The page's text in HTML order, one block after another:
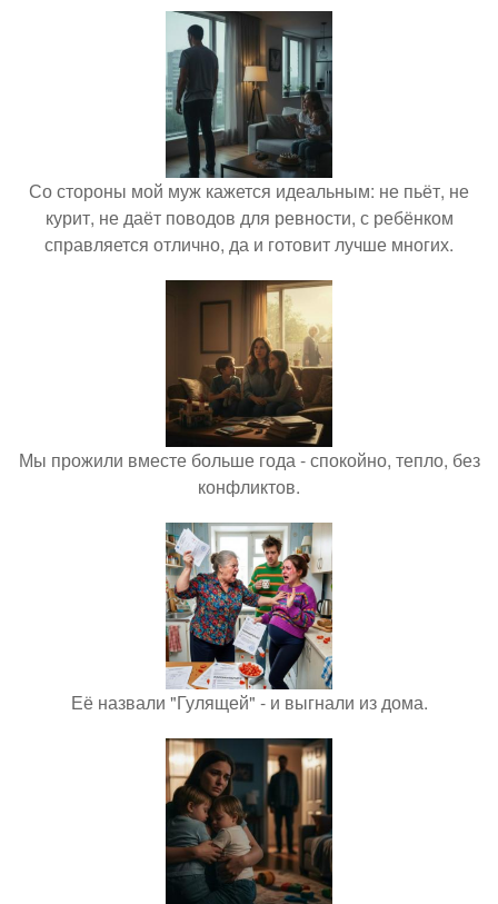
Со стороны мой муж кажется идеальным: не пьёт, не
курит, не даёт поводов для ревности, с ребёнком
справляется отлично, да и готовит лучше многих.
Мы прожили вместе больше года - спокойно, тепло, без
конфликтов.
Её назвали "Гулящей" - и выгнали из дома.